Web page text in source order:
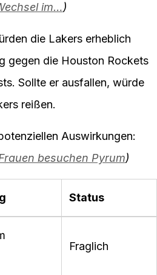
im…)
die Lakers erheblich
gegen die Houston Rockets
Sollte er ausfallen, würde
reißen.
Auswirkungen:
besuchen Pyrum)
Status
Fraglich